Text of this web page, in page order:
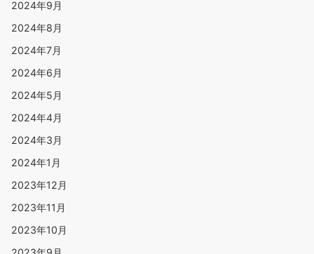
2024年9月
2024年8月
2024年7月
2024年6月
2024年5月
2024年4月
2024年3月
2024年1月
2023年12月
2023年11月
2023年10月